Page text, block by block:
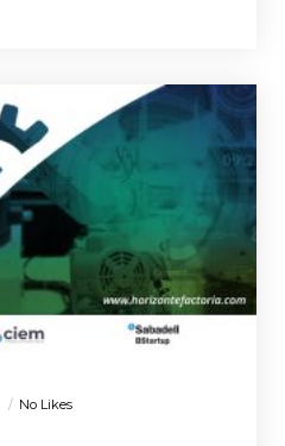
No Likes